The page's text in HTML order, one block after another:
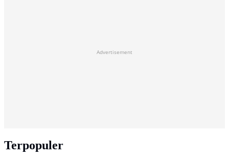
Advertisement
Terpopuler